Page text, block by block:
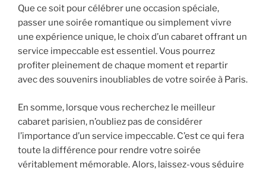
Que ce soit pour célébrer une occasion spéciale,
passer une soirée romantique ou simplement vivre
une expérience unique, le choix d’un cabaret offrant un
service impeccable est essentiel. Vous pourrez
profiter pleinement de chaque moment et repartir
avec des souvenirs inoubliables de votre soirée à Paris.
En somme, lorsque vous recherchez le meilleur
cabaret parisien, n’oubliez pas de considérer
l’importance d’un service impeccable. C’est ce qui fera
toute la différence pour rendre votre soirée
véritablement mémorable. Alors, laissez-vous séduire